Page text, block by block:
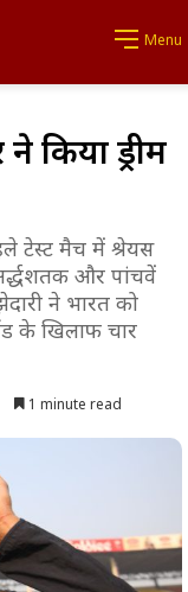
Menu
किया ड्रीम
टेस्ट मैच में श्रेयस
और पांचवें
ने भारत को
के खिलाफ चार
1 minute read